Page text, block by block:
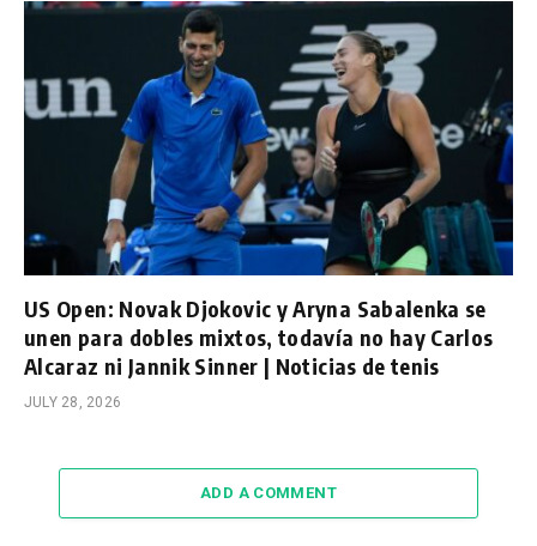
US Open: Novak Djokovic y Aryna Sabalenka se
unen para dobles mixtos, todavía no hay Carlos
Alcaraz ni Jannik Sinner | Noticias de tenis
JULY 28, 2026
ADD A COMMENT